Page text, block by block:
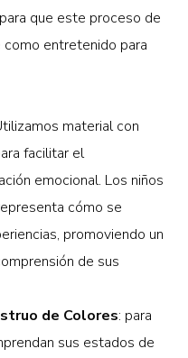
que este proceso de
entretenido para
material con
facilitar el
emocional. Los niños
cómo se
promoviendo un
de sus
de Colores: para
sus estados de